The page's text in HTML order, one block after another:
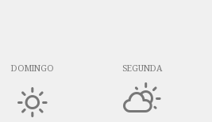
DOMINGO SEGUNDA